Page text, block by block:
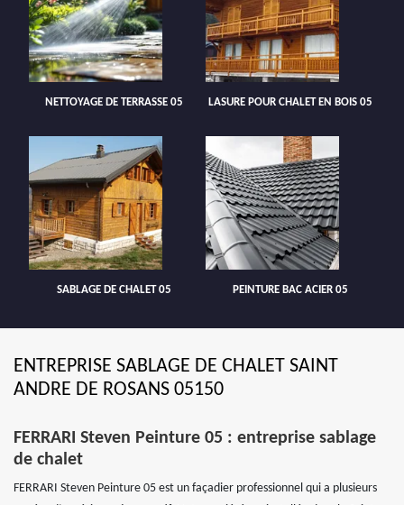
NETTOYAGE DE TERRASSE 05 LASURE POUR CHALET EN BOIS 05
SABLAGE DE CHALET 05 PEINTURE BAC ACIER 05
ENTREPRISE SABLAGE DE CHALET SAINT
ANDRE DE ROSANS 05150
FERRARI Steven Peinture 05 : entreprise sablage
de chalet
FERRARI Steven Peinture 05 est un façadier professionnel qui a plusieurs